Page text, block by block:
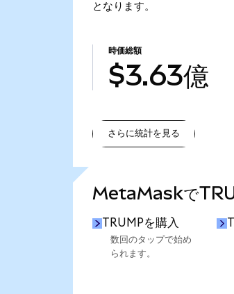
となります。
時価総額
$3.63億
さらに統計を見る
MetaMaskで
TRUMPを購入
数回のタップで始め
られます。